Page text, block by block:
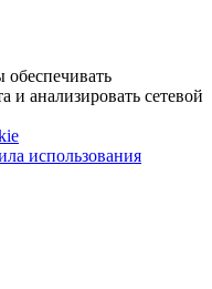
и анализировать сетевой
использования